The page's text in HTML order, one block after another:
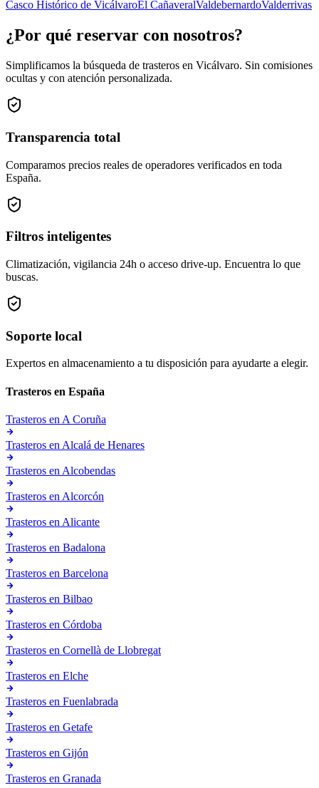
Casco Histórico de VicálvaroEl CañaveralValdebernardoValderrivas
¿Por qué reservar con nosotros?
Simplificamos la búsqueda de trasteros en Vicálvaro. Sin comisiones
ocultas y con atención personalizada.
Transparencia total
Comparamos precios reales de operadores verificados en toda
España.
Filtros inteligentes
Climatización, vigilancia 24h o acceso drive-up. Encuentra lo que
buscas.
Soporte local
Expertos en almacenamiento a tu disposición para ayudarte a elegir.
Trasteros en España
Trasteros en A Coruña
Trasteros en Alcalá de Henares
Trasteros en Alcobendas
Trasteros en Alcorcón
Trasteros en Alicante
Trasteros en Badalona
Trasteros en Barcelona
Trasteros en Bilbao
Trasteros en Córdoba
Trasteros en Cornellà de Llobregat
Trasteros en Elche
Trasteros en Fuenlabrada
Trasteros en Getafe
Trasteros en Gijón
Trasteros en Granada